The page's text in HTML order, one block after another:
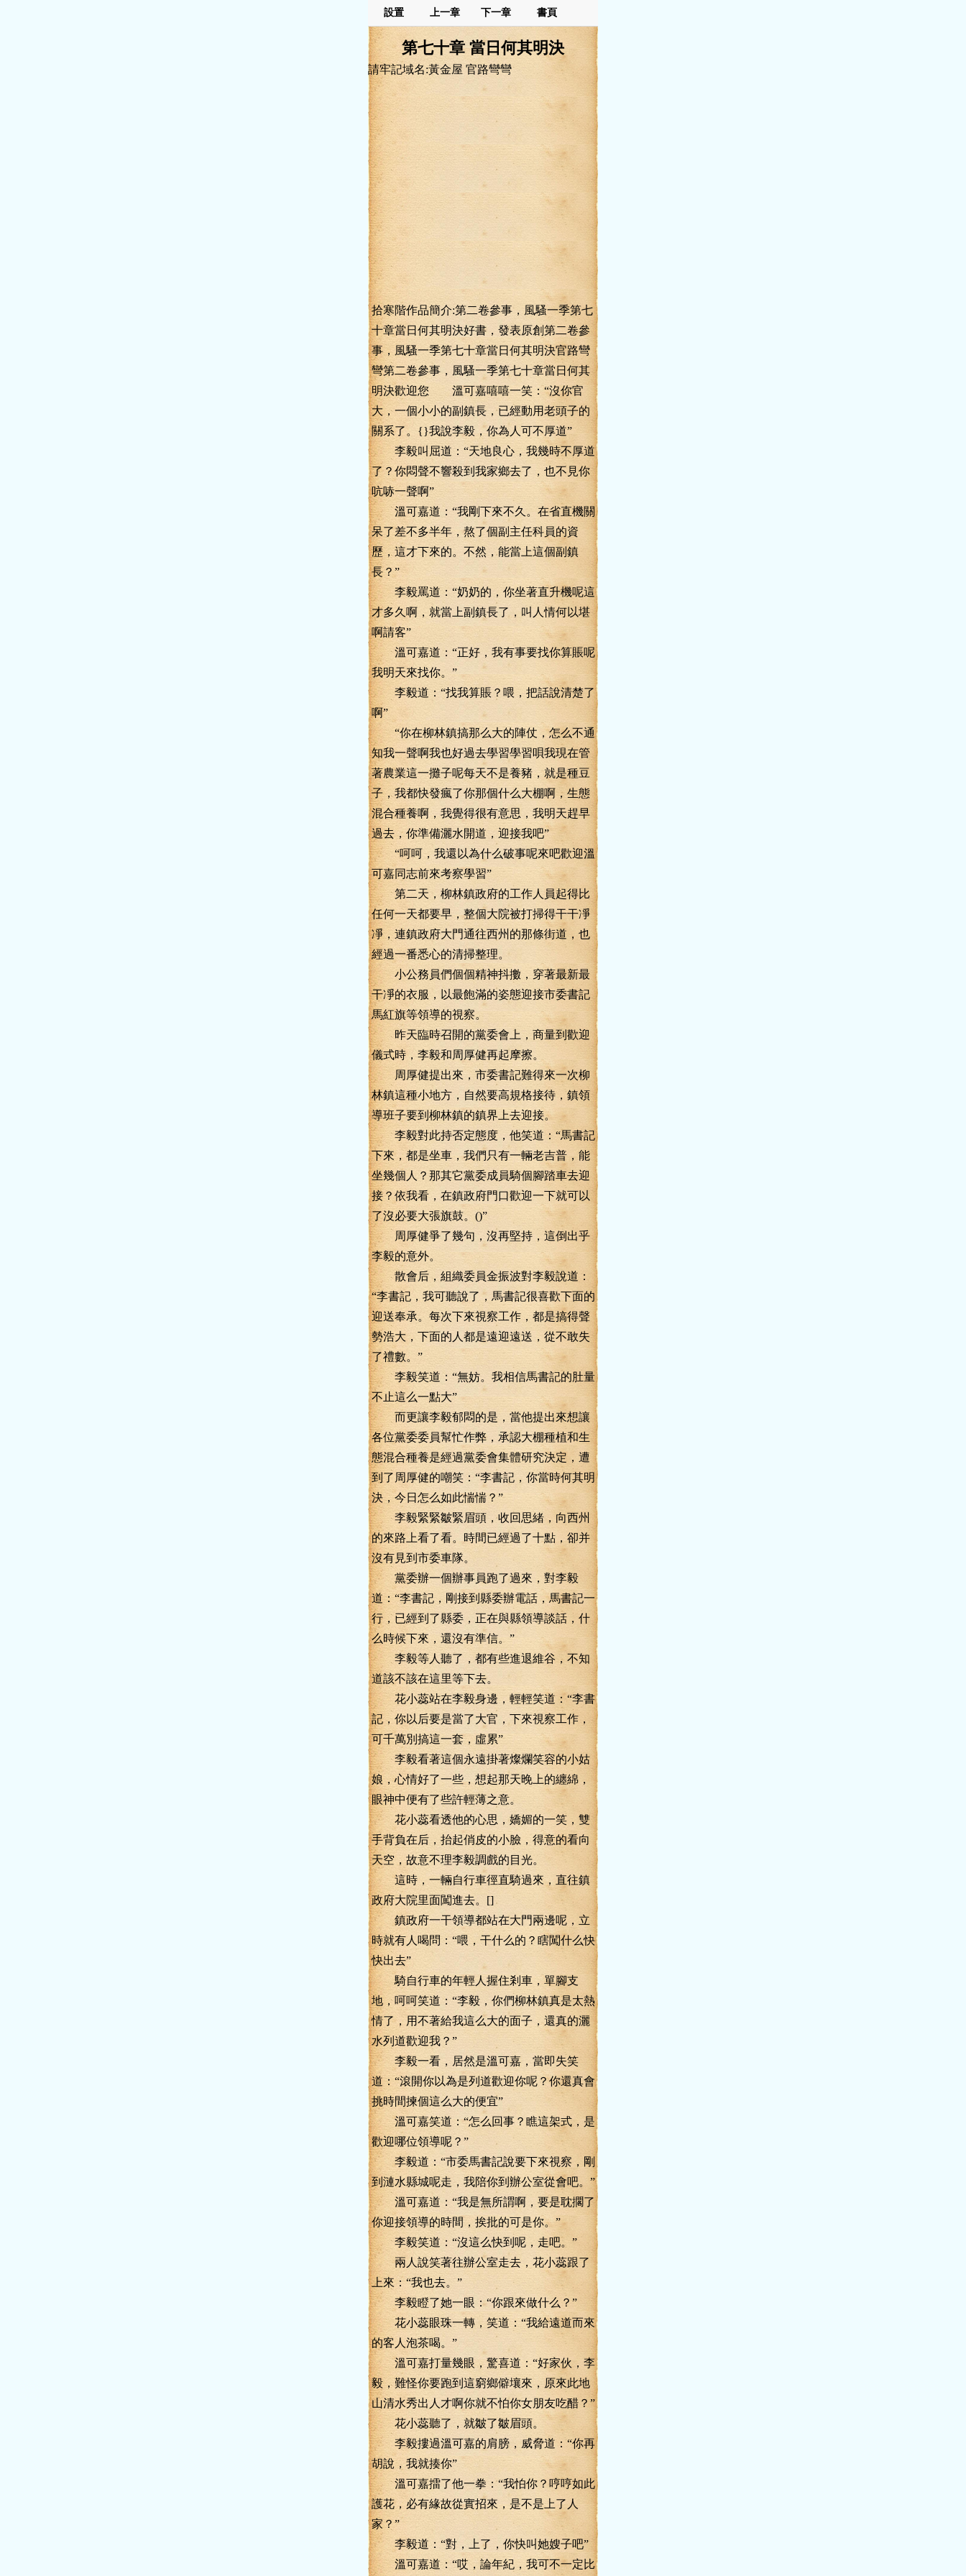
設置 上一章 下一章 書頁
第七十章 當日何其明決
請牢記域名:黃金屋 官路彎彎
拾寒階作品簡介:第二卷參事，風騷一季第七
十章當日何其明決好書，發表原創第二卷參
事，風騷一季第七十章當日何其明決官路彎
彎第二卷參事，風騷一季第七十章當日何其
明決歡迎您 溫可嘉嘻嘻一笑：“沒你官
大，一個小小的副鎮長，已經動用老頭子的
關系了。{}我說李毅，你為人可不厚道”
李毅叫屈道：“天地良心，我幾時不厚道
了？你悶聲不響殺到我家鄉去了，也不見你
吭哧一聲啊”
溫可嘉道：“我剛下來不久。在省直機關
呆了差不多半年，熬了個副主任科員的資
歷，這才下來的。不然，能當上這個副鎮
長？”
李毅罵道：“奶奶的，你坐著直升機呢這
才多久啊，就當上副鎮長了，叫人情何以堪
啊請客”
溫可嘉道：“正好，我有事要找你算賬呢
我明天來找你。”
李毅道：“找我算賬？喂，把話說清楚了
啊”
“你在柳林鎮搞那么大的陣仗，怎么不通
知我一聲啊我也好過去學習學習唄我現在管
著農業這一攤子呢每天不是養豬，就是種豆
子，我都快發瘋了你那個什么大棚啊，生態
混合種養啊，我覺得很有意思，我明天趕早
過去，你準備灑水開道，迎接我吧”
“呵呵，我還以為什么破事呢來吧歡迎溫
可嘉同志前來考察學習”
第二天，柳林鎮政府的工作人員起得比
任何一天都要早，整個大院被打掃得干干凈
凈，連鎮政府大門通往西州的那條街道，也
經過一番悉心的清掃整理。
小公務員們個個精神抖擻，穿著最新最
干凈的衣服，以最飽滿的姿態迎接市委書記
馬紅旗等領導的視察。
昨天臨時召開的黨委會上，商量到歡迎
儀式時，李毅和周厚健再起摩擦。
周厚健提出來，市委書記難得來一次柳
林鎮這種小地方，自然要高規格接待，鎮領
導班子要到柳林鎮的鎮界上去迎接。
李毅對此持否定態度，他笑道：“馬書記
下來，都是坐車，我們只有一輛老吉普，能
坐幾個人？那其它黨委成員騎個腳踏車去迎
接？依我看，在鎮政府門口歡迎一下就可以
了沒必要大張旗鼓。()”
周厚健爭了幾句，沒再堅持，這倒出乎
李毅的意外。
散會后，組織委員金振波對李毅說道：
“李書記，我可聽說了，馬書記很喜歡下面的
迎送奉承。每次下來視察工作，都是搞得聲
勢浩大，下面的人都是遠迎遠送，從不敢失
了禮數。”
李毅笑道：“無妨。我相信馬書記的肚量
不止這么一點大”
而更讓李毅郁悶的是，當他提出來想讓
各位黨委委員幫忙作弊，承認大棚種植和生
態混合種養是經過黨委會集體研究決定，遭
到了周厚健的嘲笑：“李書記，你當時何其明
決，今日怎么如此惴惴？”
李毅緊緊皺緊眉頭，收回思緒，向西州
的來路上看了看。時間已經過了十點，卻并
沒有見到市委車隊。
黨委辦一個辦事員跑了過來，對李毅
道：“李書記，剛接到縣委辦電話，馬書記一
行，已經到了縣委，正在與縣領導談話，什
么時候下來，還沒有準信。”
李毅等人聽了，都有些進退維谷，不知
道該不該在這里等下去。
花小蕊站在李毅身邊，輕輕笑道：“李書
記，你以后要是當了大官，下來視察工作，
可千萬別搞這一套，虛累”
李毅看著這個永遠掛著燦爛笑容的小姑
娘，心情好了一些，想起那天晚上的纏綿，
眼神中便有了些許輕薄之意。
花小蕊看透他的心思，嬌媚的一笑，雙
手背負在后，抬起俏皮的小臉，得意的看向
天空，故意不理李毅調戲的目光。
這時，一輛自行車徑直騎過來，直往鎮
政府大院里面闖進去。[]
鎮政府一干領導都站在大門兩邊呢，立
時就有人喝問：“喂，干什么的？瞎闖什么快
快出去”
騎自行車的年輕人握住剎車，單腳支
地，呵呵笑道：“李毅，你們柳林鎮真是太熱
情了，用不著給我這么大的面子，還真的灑
水列道歡迎我？”
李毅一看，居然是溫可嘉，當即失笑
道：“滾開你以為是列道歡迎你呢？你還真會
挑時間揀個這么大的便宜”
溫可嘉笑道：“怎么回事？瞧這架式，是
歡迎哪位領導呢？”
李毅道：“市委馬書記說要下來視察，剛
到漣水縣城呢走，我陪你到辦公室從會吧。”
溫可嘉道：“我是無所謂啊，要是耽擱了
你迎接領導的時間，挨批的可是你。”
李毅笑道：“沒這么快到呢，走吧。”
兩人說笑著往辦公室走去，花小蕊跟了
上來：“我也去。”
李毅瞪了她一眼：“你跟來做什么？”
花小蕊眼珠一轉，笑道：“我給遠道而來
的客人泡茶喝。”
溫可嘉打量幾眼，驚喜道：“好家伙，李
毅，難怪你要跑到這窮鄉僻壤來，原來此地
山清水秀出人才啊你就不怕你女朋友吃醋？”
花小蕊聽了，就皺了皺眉頭。
李毅摟過溫可嘉的肩膀，威脅道：“你再
胡說，我就揍你”
溫可嘉擂了他一拳：“我怕你？哼哼如此
護花，必有緣故從實招來，是不是上了人
家？”
李毅道：“對，上了，你快叫她嫂子吧”
溫可嘉道：“哎，論年紀，我可不一定比